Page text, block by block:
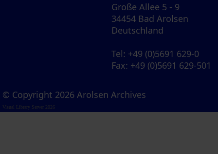
Große Allee 5 - 9
34454 Bad Arolsen
Deutschland
Tel: +49 (0)5691 629-0
Fax: +49 (0)5691 629-501
© Copyright 2026 Arolsen Archives
Visual Library Server 2026